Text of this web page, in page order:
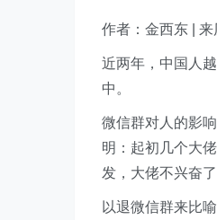
作者：金西东 |
近两年，中国人
中。
微信群对人的影
明：起初几个大
发，大佬不兴奋
以退微信群来比